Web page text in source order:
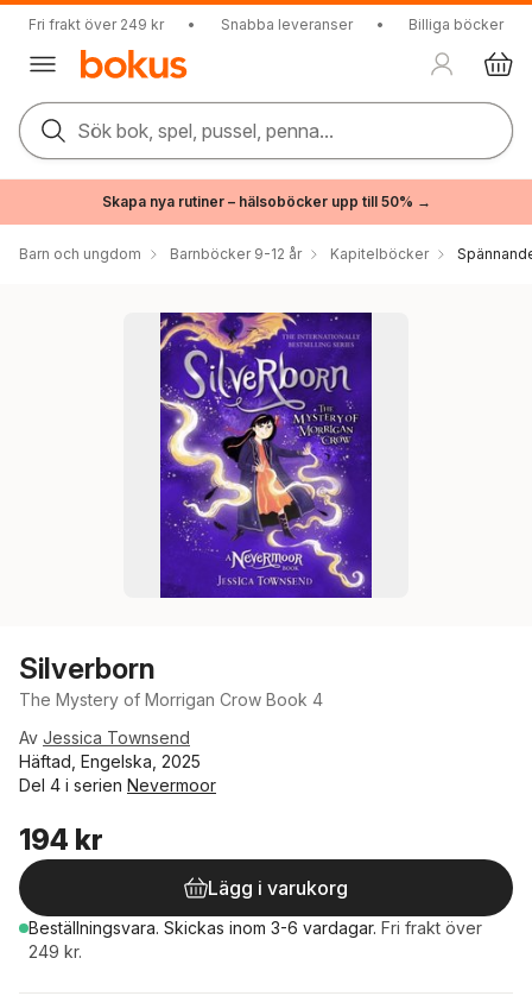
Fri frakt över 249 kr • Snabba leveranser • Billiga böcker
Sök bok, spel, pussel, penna...
Skapa nya rutiner – hälsoböcker upp till 50% →
Barn och ungdom Barnböcker 9-12 år Kapitelböcker
Silverborn
The Mystery of Morrigan Crow Book 4
Av Jessica Townsend
Häftad, Engelska, 2025
Del 4 i serien Nevermoor
194 kr
Lägg i varukorg
Beställningsvara. Skickas inom 3-6 vardagar. Fri frakt över
249 kr.